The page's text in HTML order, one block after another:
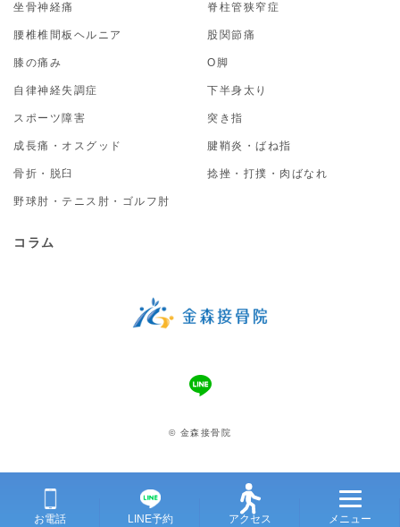
坐骨神経痛 脊柱管狭窄症
腰椎椎間板ヘルニア 股関節痛
膝の痛み O脚
自律神経失調症 下半身太り
スポーツ障害 突き指
成長痛・オスグッド 腱鞘炎・ばね指
骨折・脱臼 捻挫・打撲・肉ばなれ
野球肘・テニス肘・ゴルフ肘
コラム
© 金森接骨院
お電話 LINE予約 アクセス メニュー